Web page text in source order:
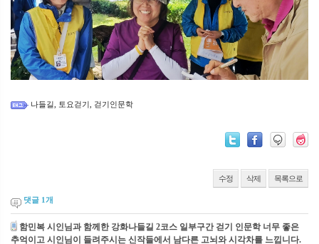
나들길 토요걷기 걷기인문학
수정 삭제 목록으로
댓글 1 개